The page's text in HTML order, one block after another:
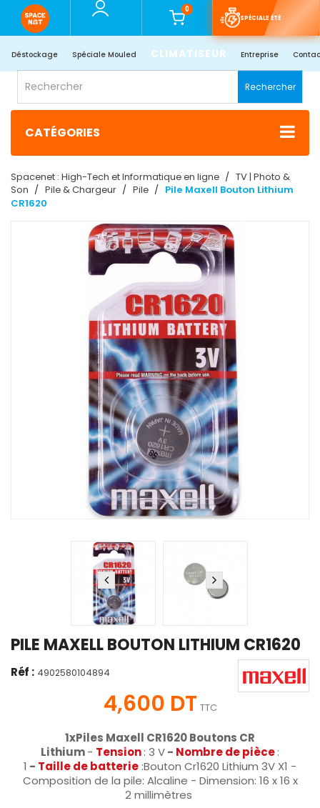
0
SPÉCIALE ÉTÉ
Déstockage Spéciale Mouled CLIMATISEUR Entreprise
Rechercher
CATÉGORIES
Spacenet : High-Tech et Informatique en ligne
TV | Photo &
Son
Pile & Chargeur Pile
Pile Maxell Bouton Lithium
CR1620
PILE MAXELL BOUTON LITHIUM CR1620
Réf : 4902580104894
4,600 DT TTC
1xPiles Maxell CR1620 Boutons CR
Lithium- Tension: 3 V- Nombre de pièce:
1 - Taille de batterie :Bouton Cr1620 Lithium 3V X1 -
Composition de la pile: Alcaline - Dimension: 16 x 16 x
2 millimètres